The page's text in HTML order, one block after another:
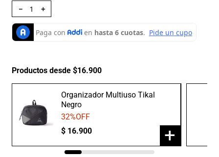
＋
－
Productos desde $16.900
Organizador Multiuso Tikal
Negro
32%OFF
$ 16.900 +